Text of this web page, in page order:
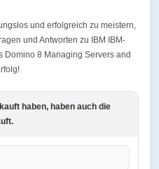
und erfolgreich zu meistern,
und Antworten zu IBM IBM-
Domino 8 Managing Servers and
haben, haben auch die